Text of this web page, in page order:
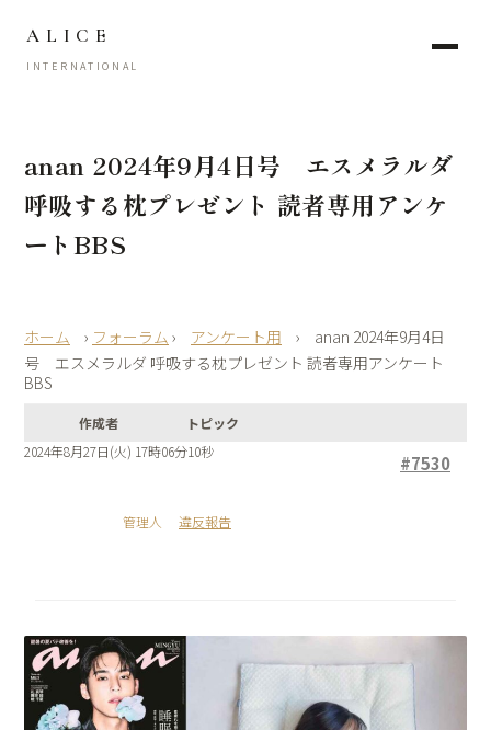
ALICE
INTERNATIONAL
anan 2024年9月4日号 エスメラルダ
呼吸する枕プレゼント 読者専用アンケ
ートBBS
› フォーラム › アンケート用 ›
anan 2024年9月4日
号 エスメラルダ 呼吸する枕プレゼント 読者専用アンケート
BBS
作成者
トピック
2024年8月27日(火) 17時06分10秒
#7530
管理人 違反報告